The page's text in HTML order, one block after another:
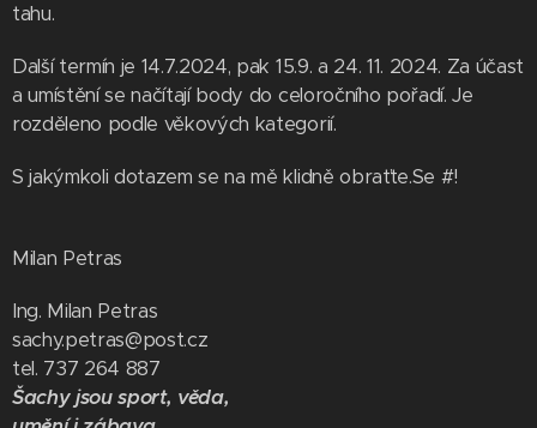
tahu.
Další termín je 14.7.2024, pak 15.9. a 24. 11. 2024. Za účast
a umístění se načítají body do celoročního pořadí. Je
rozděleno podle věkových kategorií.
S jakýmkoli dotazem se na mě klidně obraťte.Se #!
Milan Petras
Ing. Milan Petras
sachy.petras@post.cz
tel. 737 264 887
Šachy jsou sport, věda,